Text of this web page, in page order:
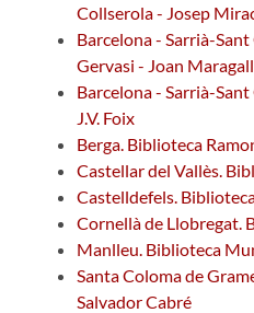
Collserola - Josep
Barcelona - Sarrià-
Gervasi - Joan Maragall
Barcelona - Sarrià-
J.V. Foix
Berga. Biblioteca
Castellar del Vallès.
Castelldefels.
Cornellà de Llobregat.
Manlleu. Biblioteca
Santa Coloma de
Salvador Cabré